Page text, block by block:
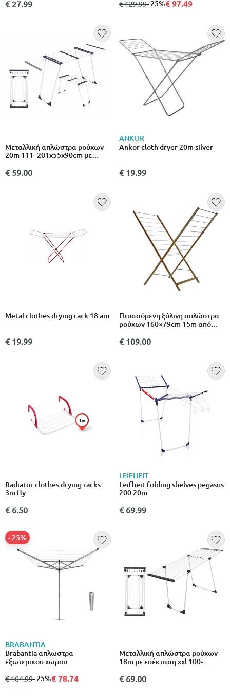
€ 27.99 μεταλλικο γκρι
από
€ 129.99σε
- 25%€ 97.49
Μεταλλική απλώστρα ρούχων
20m 111–201x55x90cm με
επιφάνεια απλώματος 1 τεμάχιο
€ 59.00
ANKOR
Ankor cloth dryer 20m silver
€ 19.99
Metal clothes drying rack 18 am
€ 19.99
Πτυσσόμενη ξύλινη απλώστρα
ρούχων 160×79cm 15m από
€ 109.00
Radiator clothes drying racks
3m fly
€ 6.50
LEIFHEIT
Leifheit folding shelves pegasus
200 20m
€ 69.99
BRABANTIA
Brabantia απλωστρα
εξωτερικου χωρου
από
€ 104.99σε
- 25%
- 25%€ 78.74
Μεταλλική απλώστρα ρούχων
18m με επέκταση xxl 100-
διαχωριστικά 1 τεμάχιο άσπρο
€ 69.00